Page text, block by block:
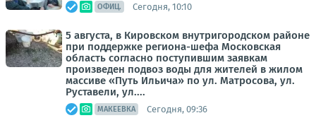
ОФИЦ. Сегодня, 10:10
5 августа, в Кировском внутригородском районе
при поддержке региона-шефа Московская
область согласно поступившим заявкам
произведен подвоз воды для жителей в жилом
массиве «Путь Ильича» по ул. Матросова, ул.
Руставели, ул....
МАКЕЕВКА Сегодня, 09:36